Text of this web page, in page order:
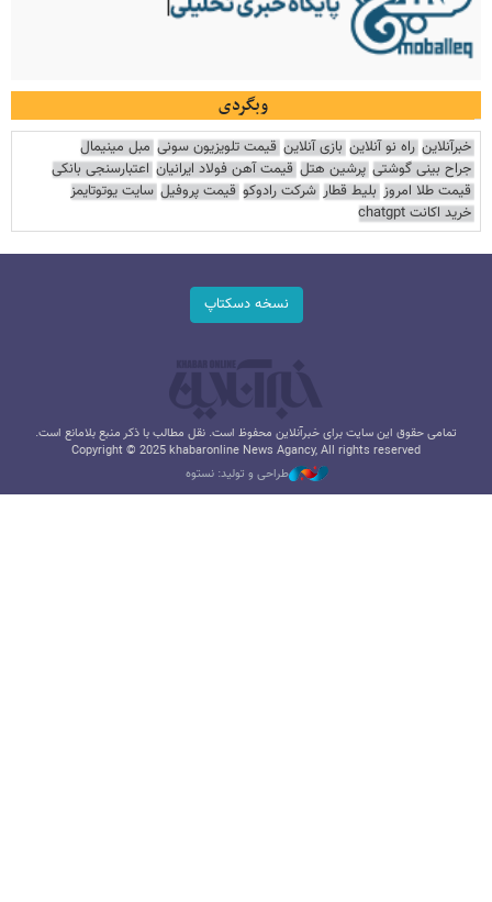
وبگردی
خبرآنلاین راه نو آنلاین بازی آنلاین قیمت تلویزیون سونی مبل مینیمال
جراح بینی گوشتی پرشین هتل قیمت آهن فولاد ایرانیان اعتبارسنجی بانکی
قیمت طلا امروز بلیط قطار شرکت رادوکو قیمت پروفیل سایت یوتوتایمز
خرید اکانت chatgpt
نسخه دسکتاپ
تمامی حقوق این سایت برای خبرآنلاین محفوظ است. نقل مطالب با ذکر منبع بلامانع است.
Copyright © 2025 khabaronline News Agancy, All rights reserved
طراحی و تولید: نستوه